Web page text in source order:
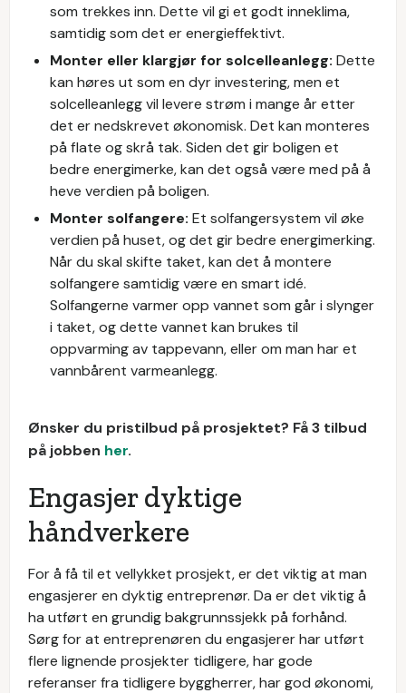
som trekkes inn. Dette vil gi et godt inneklima,
samtidig som det er energieffektivt.
Monter eller klargjør for solcelleanlegg: Dette
kan høres ut som en dyr investering, men et
solcelleanlegg vil levere strøm i mange år etter
det er nedskrevet økonomisk. Det kan monteres
på flate og skrå tak. Siden det gir boligen et
bedre energimerke, kan det også være med på å
heve verdien på boligen.
Monter solfangere: Et solfangersystem vil øke
verdien på huset, og det gir bedre energimerking.
Når du skal skifte taket, kan det å montere
solfangere samtidig være en smart idé.
Solfangerne varmer opp vannet som går i slynger
i taket, og dette vannet kan brukes til
oppvarming av tappevann, eller om man har et
vannbårent varmeanlegg.
Ønsker du pristilbud på prosjektet? Få 3 tilbud
på jobben her.
Engasjer dyktige
håndverkere
For å få til et vellykket prosjekt, er det viktig at man
engasjerer en dyktig entreprenør. Da er det viktig å
ha utført en grundig bakgrunnssjekk på forhånd.
Sørg for at entreprenøren du engasjerer har utført
flere lignende prosjekter tidligere, har gode
referanser fra tidligere byggherrer, har god økonomi,